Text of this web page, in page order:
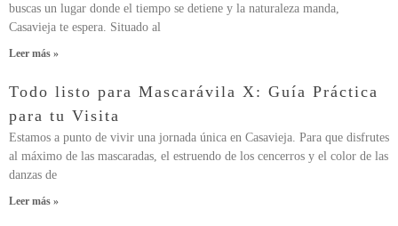
buscas un lugar donde el tiempo se detiene y la naturaleza manda,
Casavieja te espera. Situado al
Leer más »
Todo listo para Mascarávila X: Guía Práctica
para tu Visita
Estamos a punto de vivir una jornada única en Casavieja. Para que disfrutes
al máximo de las mascaradas, el estruendo de los cencerros y el color de las
danzas de
Leer más »